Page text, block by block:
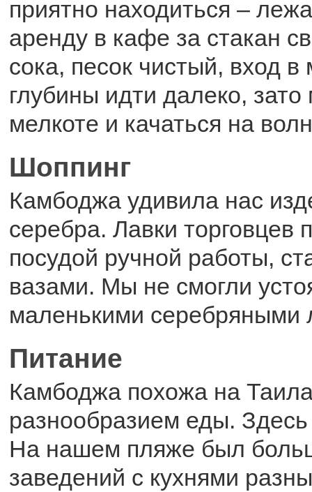
приятно находиться –
аренду в кафе за стакан
сока, песок чистый, вход
глубины идти далеко,
мелкоте и качаться на
Шоппинг
Камбоджа удивила нас
серебра. Лавки торговцев
посудой ручной работы,
вазами. Мы не смогли
маленькими серебряными
Питание
Камбоджа похожа на
разнообразием еды. Здесь
На нашем пляже был
заведений с кухнями